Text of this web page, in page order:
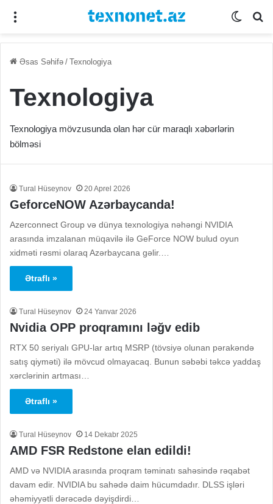
Əsas Səhifə / Texnologiya
Texnologiya
Texnologiya mövzusunda olan hər cür maraqlı xəbərlərin
bölməsi
Tural Hüseynov 20 Aprel 2026
GeforceNOW Azərbaycanda!
Azerconnect Group və dünya texnologiya nəhəngi NVIDIA
arasında imzalanan müqavilə ilə GeForce NOW bulud oyun
xidməti rəsmi olaraq Azərbaycana gəlir.…
Ətraflı »
Tural Hüseynov 24 Yanvar 2026
Nvidia OPP proqramını ləğv edib
RTX 50 seriyalı GPU-lar artıq MSRP (tövsiyə olunan pərakəndə
satış qiyməti) ilə mövcud olmayacaq. Bunun səbəbi təkcə yaddaş
xərclərinin artması…
Ətraflı »
Tural Hüseynov 14 Dekabr 2025
AMD FSR Redstone elan edildi!
AMD və NVIDIA arasında proqram təminatı sahəsində rəqabət
davam edir. NVIDIA bu sahədə daim hücumdadır. DLSS işləri
əhəmiyyətli dərəcədə dəyişdirdi…